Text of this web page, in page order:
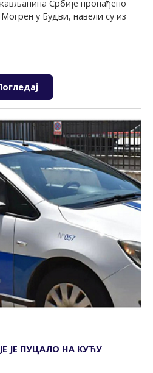
Србије пронађено
у Будви, навели су из
ЈЕ ПУЦАЛО НА КУЋУ